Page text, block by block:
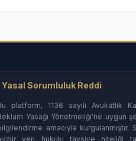
Yasal Sorumluluk Reddi
platform, 1136 sayılı Avukatlık
Yasağı Yönetmeliği'ne uygun
amacıyla kurgulanmıştır.
veri hukuki tavsiye niteliği